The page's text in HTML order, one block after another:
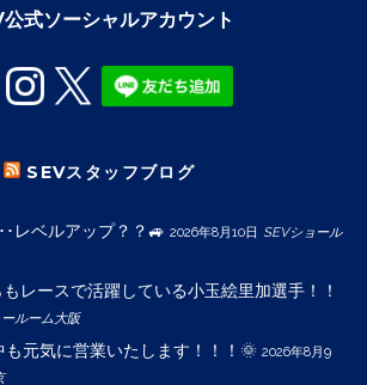
式ソーシャルアカウント
SEVスタッフブログ
レベルアップ？？🚙 2026年8月10日 SEVショール
レースで活躍している小玉絵里加選手！！
ルーム大阪
元気に営業いたします！！！🌞 2026年8月9